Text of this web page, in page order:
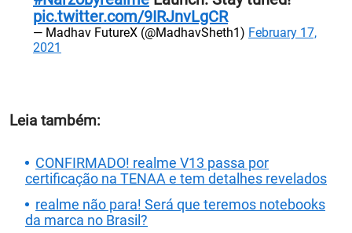
pic.twitter.com/9IRJnvLgCR
— Madhav FutureX (@MadhavSheth1) February 17,
2021
Leia também:
CONFIRMADO! realme V13 passa por
certificação na TENAA e tem detalhes revelados
realme não para! Será que teremos notebooks
da marca no Brasil?